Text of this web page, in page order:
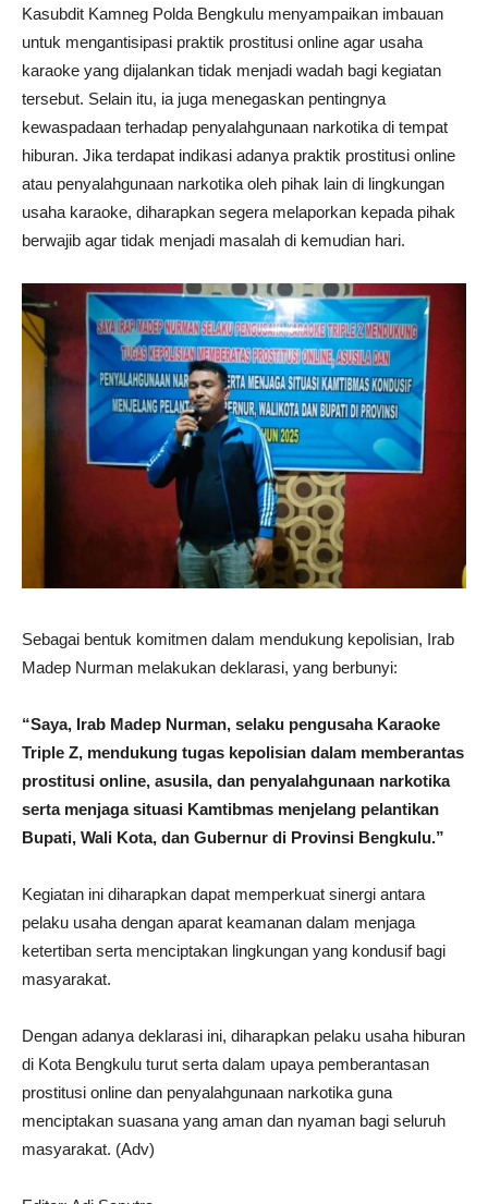
Kasubdit Kamneg Polda Bengkulu menyampaikan imbauan
untuk mengantisipasi praktik prostitusi online agar usaha
karaoke yang dijalankan tidak menjadi wadah bagi kegiatan
tersebut. Selain itu, ia juga menegaskan pentingnya
kewaspadaan terhadap penyalahgunaan narkotika di tempat
hiburan. Jika terdapat indikasi adanya praktik prostitusi online
atau penyalahgunaan narkotika oleh pihak lain di lingkungan
usaha karaoke, diharapkan segera melaporkan kepada pihak
berwajib agar tidak menjadi masalah di kemudian hari.
Sebagai bentuk komitmen dalam mendukung kepolisian, Irab
Madep Nurman melakukan deklarasi, yang berbunyi:
“Saya, Irab Madep Nurman, selaku pengusaha Karaoke
Triple Z, mendukung tugas kepolisian dalam memberantas
prostitusi online, asusila, dan penyalahgunaan narkotika
serta menjaga situasi Kamtibmas menjelang pelantikan
Bupati, Wali Kota, dan Gubernur di Provinsi Bengkulu.”
Kegiatan ini diharapkan dapat memperkuat sinergi antara
pelaku usaha dengan aparat keamanan dalam menjaga
ketertiban serta menciptakan lingkungan yang kondusif bagi
masyarakat.
Dengan adanya deklarasi ini, diharapkan pelaku usaha hiburan
di Kota Bengkulu turut serta dalam upaya pemberantasan
prostitusi online dan penyalahgunaan narkotika guna
menciptakan suasana yang aman dan nyaman bagi seluruh
masyarakat. (Adv)